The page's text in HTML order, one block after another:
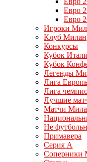
Евро
Евро
Игроки
Клуб Милан
Конкурсы
Кубок
Кубок
Легенды
Лига
Лига
Лучшие
Матчи
Не
Примавера
Серия А
Соперники